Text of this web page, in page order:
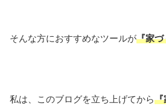
そんな方におすすめなツールが『家づ
私は、このブログを立ち上げてから『